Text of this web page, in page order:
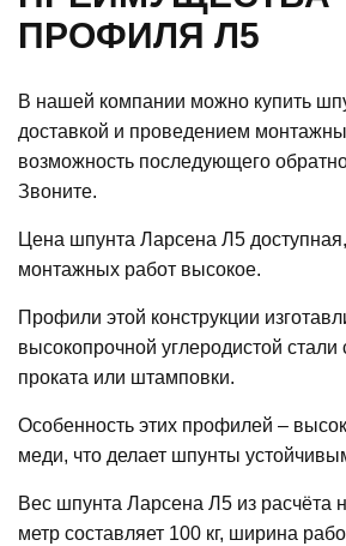
ПРОФИЛЯ Л5
В нашей компании можно купить
доставкой и проведением
возможность последующего
Звоните.
Цена шпунта Ларсена Л5
монтажных работ высокое.
Профили этой конструкции
высокопрочной углеродистой стали
проката или штамповки.
Особенность этих профилей –
меди, что делает шпунты
Вес шпунта Ларсена Л5 из расчёта
метр составляет 100 кг, ширина